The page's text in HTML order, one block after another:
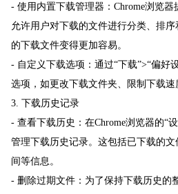
- 使用内置下载管理器：Chrome浏览器
允许用户对下载的文件进行分类、排
的下载文件变得更加容易。
- 自定义下载选项：通过“下载”>“偏好
选项，如更改下载文件夹、限制下载速
3. 下载历史记录
- 查看下载历史：在Chrome浏览器的“
管理下载历史记录。这包括已下载的
间等信息。
- 删除过期文件：为了保持下载历史的